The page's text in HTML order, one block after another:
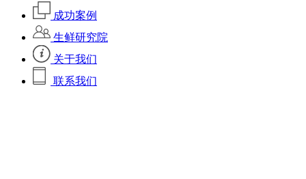
成功案例
生鲜研究院
关于我们
联系我们